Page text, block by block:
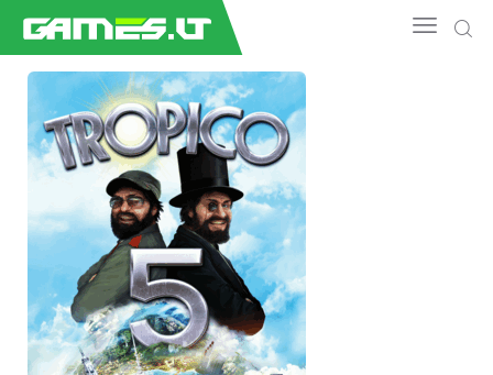
NAUJIENOS
GAMEDEV
ESPORTAS
GELEŽIS
VIDEO
APŽVALGOS
ŽAIDIMAI